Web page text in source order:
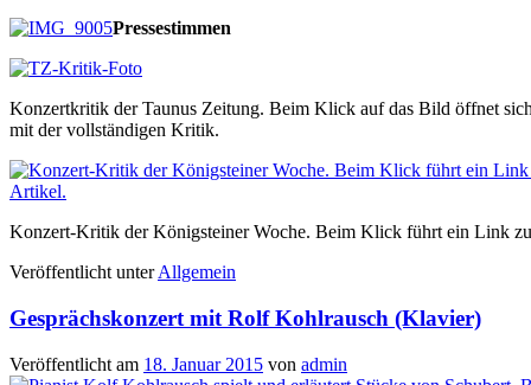
Pressestimmen
Konzertkritik der Taunus Zeitung. Beim Klick auf das Bild öffnet
mit der vollständigen Kritik.
Konzert-Kritik der Königsteiner Woche. Beim Klick führt ein Link
Veröffentlicht unter Allgemein
Gesprächskonzert mit Rolf Kohlrausch (Klavier)
Veröffentlicht am 18. Januar 2015 von admin